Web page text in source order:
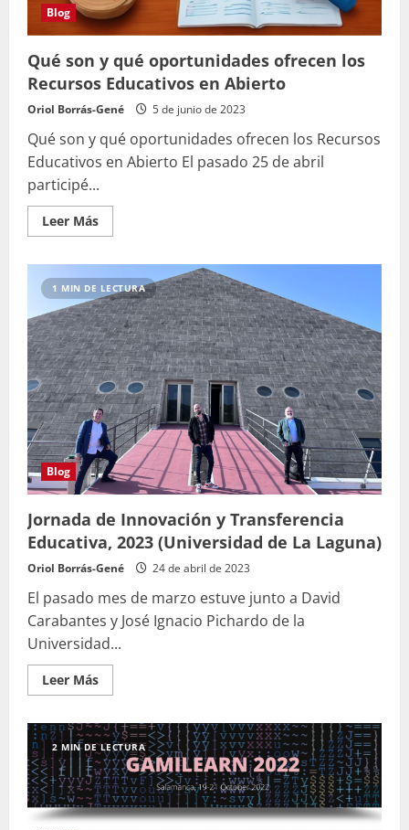
Blog
Qué son y qué oportunidades ofrecen los
Recursos Educativos en Abierto
Oriol Borrás-Gené 5 de junio de 2023
Qué son y qué oportunidades ofrecen los Recursos
Educativos en Abierto El pasado 25 de abril
participé...
Leer MásLeer
más
son
y
qué
oportunidades
ofrecen
los
Recursos
Educativos
en
Abierto
1 MIN DE LECTURA
Blog
Jornada de Innovación y Transferencia
Educativa, 2023 (Universidad de La Laguna)
Oriol Borrás-Gené 24 de abril de 2023
El pasado mes de marzo estuve junto a David
Carabantes y José Ignacio Pichardo de la
Universidad...
Leer MásLeer
más
Jornada
de
Innovación
y
Transferencia
Educativa,
2023
(Universidad
2 MIN DE LECTURA